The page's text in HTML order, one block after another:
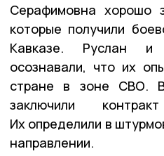
Серафимовна хорошо
которые получили
Кавказе. Руслан и
осознавали, что их
стране в зоне СВО.
заключили
Их определили в
направлении.